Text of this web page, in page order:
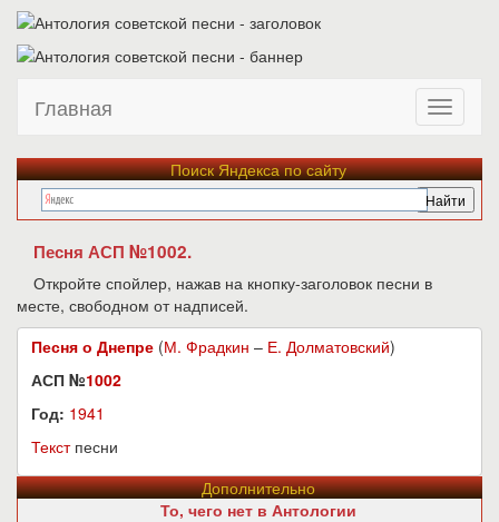
Главная
Поиск Яндекса по сайту
Песня АСП №1002.
Откройте спойлер, нажав на кнопку-заголовок песни в
месте, свободном от надписей.
Песня о Днепре (М. Фрадкин – Е. Долматовский)
АСП №1002
Год: 1941
Текстпесни
Дополнительно
То, чего нет в Антологии